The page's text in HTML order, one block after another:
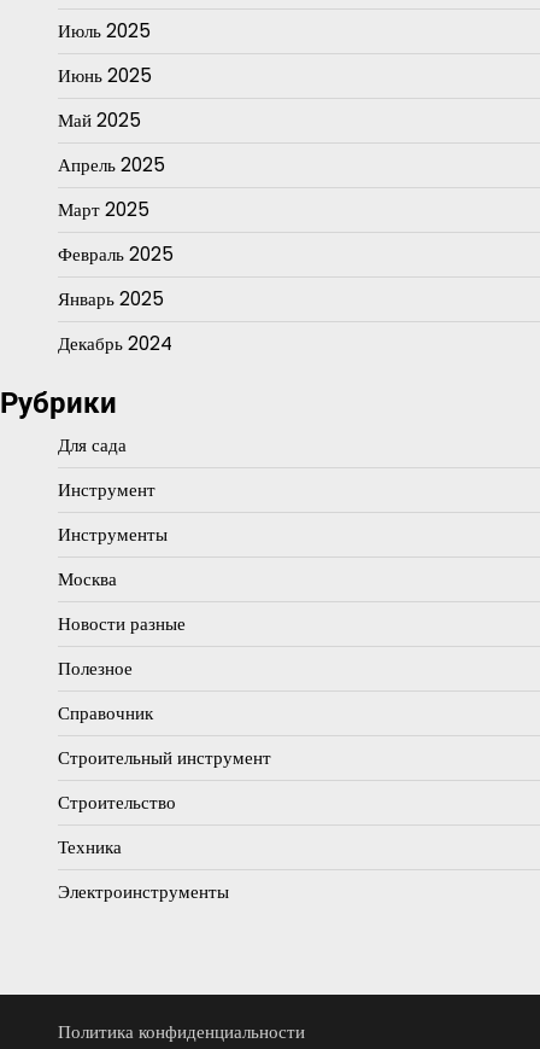
Июль 2025
Июнь 2025
Май 2025
Апрель 2025
Март 2025
Февраль 2025
Январь 2025
Декабрь 2024
Рубрики
Для сада
Инструмент
Инструменты
Москва
Новости разные
Полезное
Справочник
Строительный инструмент
Строительство
Техника
Электроинструменты
Политика конфиденциальности